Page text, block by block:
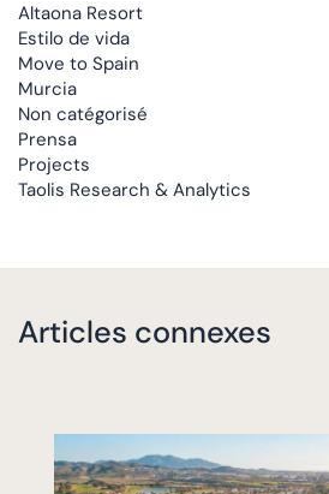
Altaona Resort
Estilo de vida
Move to Spain
Murcia
Non catégorisé
Prensa
Projects
Taolis Research & Analytics
Articles connexes